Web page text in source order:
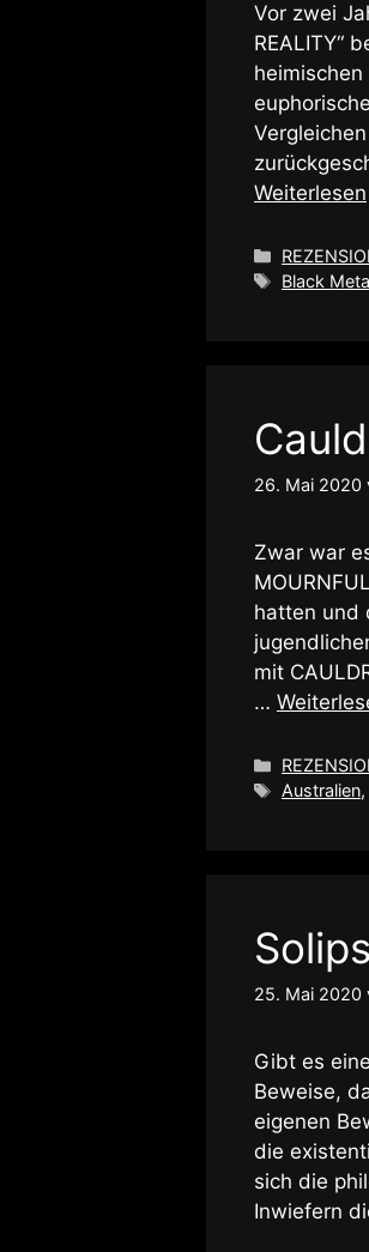
Vor zwei
REALITY“
Weiterlesen
Kategorien
Black
26. Mai 2020
Zwar war
hatten und
mit
…
Kategorien
Australien,
25. Mai 2020
Gibt es
Beweise,
eigenen
die
sich die
Inwiefern